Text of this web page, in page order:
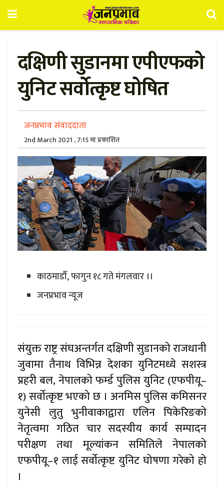
दक्षिणी सुडानमा एपीएफको
युनिट सर्वोत्कृष्ट घोषित
जनप्रभाव संवाददाता
2nd March 2021 , 7:15 मा प्रकाशित
काठमाडौँ, फागुन १८ गते मंगलवार ।।
जनप्रभाव न्यूज
संयुक्त राष्ट्र संघअन्तर्गत दक्षिणी सुडानको राजधानी
जुवामा तैनाथ विभिन्न देशका युनिटमध्ये सशस्त्र
प्रहरी बल, नेपालको फर्म्ड पुलिस युनिट (एफपीयू–
१) सर्वोत्कृष्ट भएको छ । अनमिस पुलिस कमिसनर
युनेसी लुतु भुनीवाकाद्वारा एलिन पिकेरिङको
नेतृत्वमा गठित चार सदस्यीय कार्य सम्पादन
परीक्षण तथा मूल्यांकन समितिले नेपालको
एफपीयू–१ लाई सर्वोत्कृष्ट युनिट घोषणा गरेको हो
।